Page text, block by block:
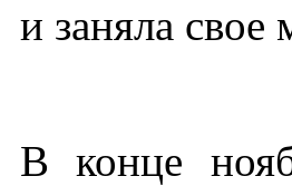
и заняла
В конце